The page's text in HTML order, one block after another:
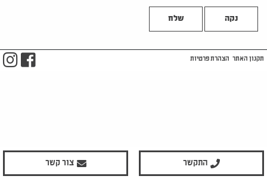
נקה
התקשר צור קשר
תקנון האתר הצהרת פרטיות